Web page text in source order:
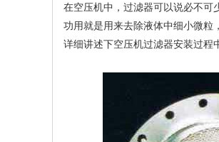
在空压机中，过滤器可以说必不可
功用就是用来去除液体中细小微粒
详细讲述下空压机过滤器安装过程